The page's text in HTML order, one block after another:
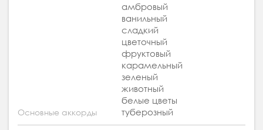
Основные аккорды
амбровый
ванильный
сладкий
цветочный
фруктовый
карамельный
зеленый
животный
белые цветы
туберозный